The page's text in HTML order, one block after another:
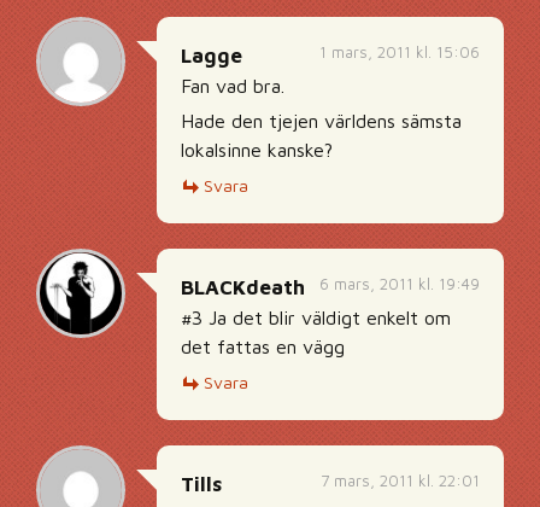
1 mars, 2011 kl. 15:06
Lagge
Fan vad bra.
Hade den tjejen världens sämsta
lokalsinne kanske?
Svara
6 mars, 2011 kl. 19:49
BLACKdeath
#3 Ja det blir väldigt enkelt om
det fattas en vägg
Svara
7 mars, 2011 kl. 22:01
Tills